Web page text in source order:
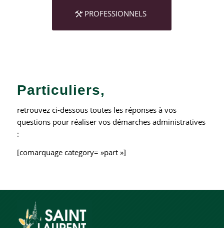
PROFESSIONNELS
Particuliers,
retrouvez ci-dessous toutes les réponses à vos
questions pour réaliser vos démarches administratives
:
[comarquage category= »part »]